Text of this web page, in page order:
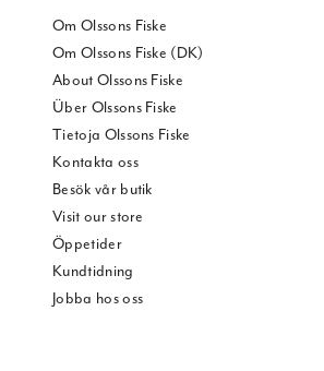
Om Olssons Fiske
Om Olssons Fiske (DK)
About Olssons Fiske
Über Olssons Fiske
Tietoja Olssons Fiske
Kontakta oss
Besök vår butik
Visit our store
Öppetider
Kundtidning
Jobba hos oss